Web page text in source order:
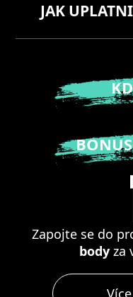
JAK
Zapojte se do
bodyza